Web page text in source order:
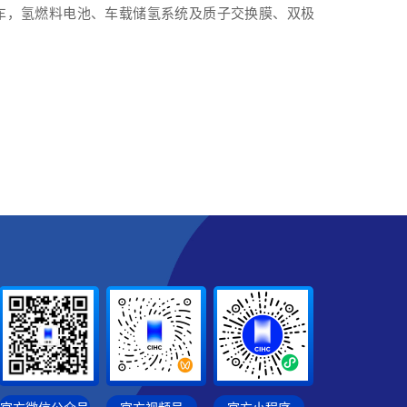
氢燃料电池、车载储氢系统及质子交换膜、双极